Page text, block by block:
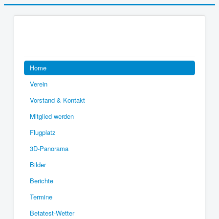
Home
Verein
Vorstand & Kontakt
Mitglied werden
Flugplatz
3D-Panorama
Bilder
Berichte
Termine
Betatest-Wetter